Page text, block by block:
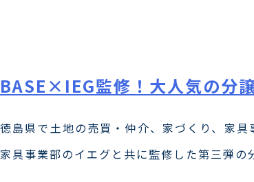
BASE×IEG監修！大人気の分
徳島県で土地の売買・仲介、家づくり、家
家具事業部のイエグと共に監修した第三弾の